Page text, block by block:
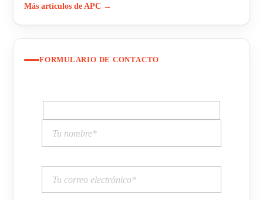
Más artículos de APC →
FORMULARIO DE CONTACTO